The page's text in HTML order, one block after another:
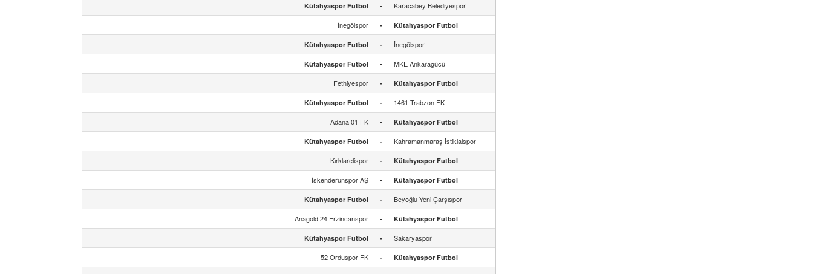
Kütahyaspor Futbol -
Karacabey Belediyespor
İnegölspor
- Kütahyaspor Futbol
Kütahyaspor Futbol - İnegölspor
Kütahyaspor Futbol -
MKE Ankaragücü
Fethiyespor
- Kütahyaspor Futbol
Kütahyaspor Futbol -
1461 Trabzon FK
Adana 01 FK
- Kütahyaspor Futbol
Kütahyaspor Futbol -
Kahramanmaraş İstiklalspor
Kırklarelispor
- Kütahyaspor Futbol
İskenderunspor AŞ - Kütahyaspor Futbol
Kütahyaspor Futbol -
Beyoğlu Yeni Çarşıspor
Anagold 24 Erzincanspor
- Kütahyaspor Futbol
Kütahyaspor Futbol -
Sakaryaspor
52 Orduspor FK
- Kütahyaspor Futbol